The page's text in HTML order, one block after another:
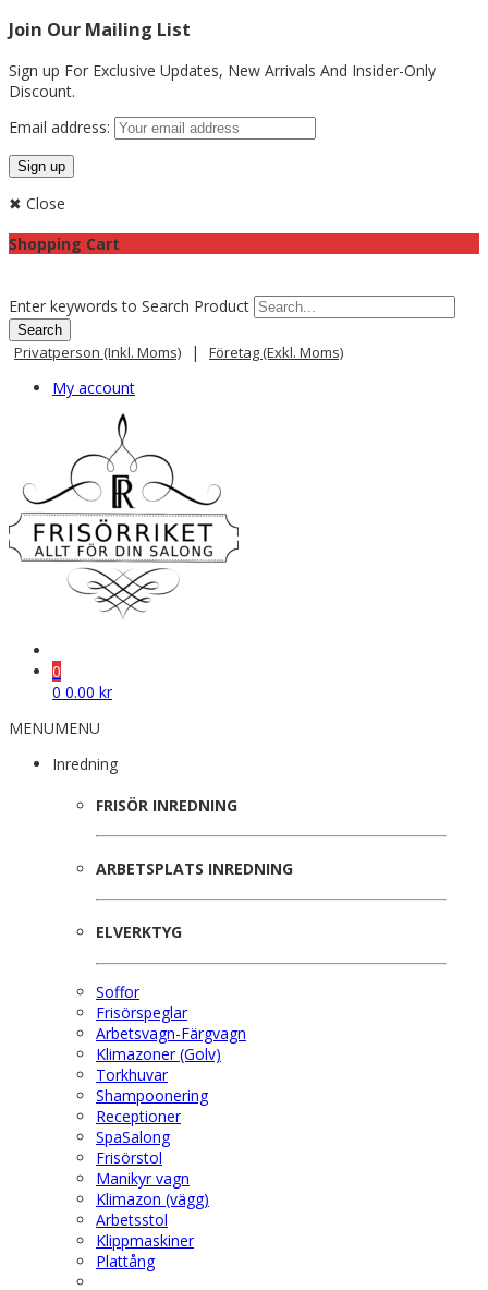
Join Our Mailing List
Sign up For Exclusive Updates, New Arrivals And Insider-Only
Discount.
Email address:
✖ Close
Shopping Cart
Enter keywords to Search Product
Privatperson (inkl. Moms) | Företag (exkl. Moms)
My account
0
0 0.00 kr
MENUMENU
Inredning
FRISÖR INREDNING
ARBETSPLATS INREDNING
ELVERKTYG
Soffor
Frisörspeglar
Arbetsvagn-Färgvagn
Klimazoner (Golv)
Torkhuvar
Shampoonering
Receptioner
SpaSalong
Frisörstol
Manikyr vagn
Klimazon (vägg)
Arbetsstol
Klippmaskiner
Plattång